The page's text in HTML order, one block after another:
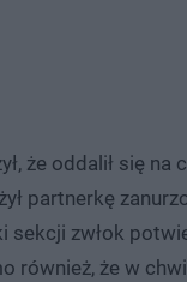
że oddalił się na
partnerkę
sekcji zwłok
również, że w